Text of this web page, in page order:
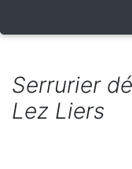
Serrurier
Lez Liers